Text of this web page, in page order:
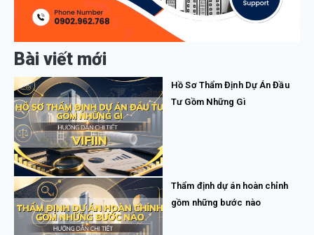
Bài viết mới
Hồ Sơ Thẩm Định Dự Án Đầu
Tư Gồm Những Gì
Thẩm định dự án hoàn chỉnh
gồm những bước nào